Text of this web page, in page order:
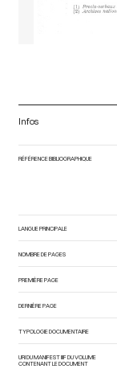
Infos
RÉFÉRENCE BIBLIOGRAPHIQUE
LANGUE PRINCIPALE
NOMBRE DE PAGES
PREMIÈRE PAGE
DERNIÈRE PAGE
TYPOLOGIE DOCUMENTAIRE
URI DU MANIFEST IIIF DU VOLUME
CONTENANT LE DOCUMENT